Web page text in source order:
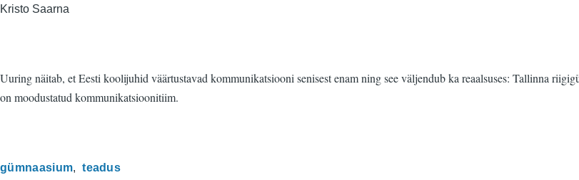
Kristo Saarna
Uuring näitab, et Eesti koolijuhid väärtustavad kommunikatsiooni senisest enam ning see väljendub ka reaalsuses: Tallinna
on moodustatud kommunikatsioonitiim.
gümnaasium teadus